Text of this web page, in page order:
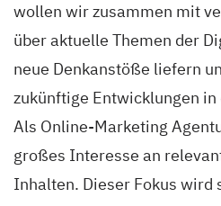
wollen wir zusammen mit
über aktuelle Themen der
neue Denkanstöße liefern
zukünftige Entwicklungen
Als Online-Marketing
großes Interesse an
Inhalten. Dieser Fokus wird